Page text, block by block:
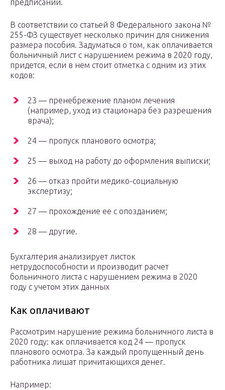
предписаний.
В соответствии со статьей 8 Федерального закона №
255-ФЗ существует несколько причин для снижения
размера пособия. Задуматься о том, как оплачивается
больничный лист с нарушением режима в 2020 году,
придется, если в нем стоит отметка с одним из этих
кодов:
23 — пренебрежение планом лечения
(например, уход из стационара без разрешения
врача);
24 — пропуск планового осмотра;
25 — выход на работу до оформления выписки;
26 — отказ пройти медико-социальную
экспертизу;
27 — прохождение ее с опозданием;
28 — другие.
Бухгалтерия анализирует листок
нетрудоспособности и производит расчет
больничного листа с нарушением режима в 2020
году с учетом этих данных
Как оплачивают
Рассмотрим нарушение режима больничного листа в
2020 году: как оплачивается код 24 — пропуск
планового осмотра. За каждый пропущенный день
работника лишат причитающихся денег.
Например: